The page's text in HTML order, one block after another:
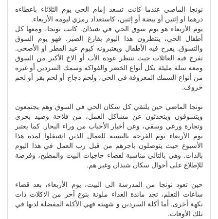
نونجا الماضي عندما كانت تسعد إمام الحي يوم الثلاثاء باعطاءه
درهما او إثنين أو بيضة أو إثنين، كاستعداد رمزي ليومه الأربعاء.
يوم الأربعاء هو يوم سوق الحي في شبذان. كانت نونجا، ومعها كل
أطفال الحي، ينتظرون هذا اليوم بفارغ الصبر. فهو يوم السوق
والتسوق. يفرح فيه الأطفال ويعتبرونه كيوم عيد الفطر او الأضحى.
تفرح فيه العائلات حيث تنتظر عودة الأب أو الاخ الأكبر من السوق
ومعه سلة مليئة بكل أنواع الخضر والفواكه وسمك السردين أو غيره
من أنواع السمك المعروفة في الحي، ولحم دجاج أو لحم بقر أو لحم
خروف.
نونجا الماضي حين يلتقي كل سكان الحي في السوق وهم يجتمعون
ويتسوقون ويتحدثون عن مشاكل العمل، من فلاحة وصيد بحري
وتجارة ورعي وسقي، وعن أخبار الأحباب من وراء البحار. كما يعتبر
يوم الأربعاء يوم الفرحة بالنسبة للعمال الذين اشتغلوا لمدة هذا
الأسبوع حيث يتوصلون باجرهم من قبل رب العمل في هذا اليوم
بالذات. وهي بالتالي مناسبة لقضاء حاجيات البيت والمطبخ، وفرصة
للإطلاع على أحوال سكان شبذان وغير هم.
حين تعود نونجا من المدرسة الى البيت، يوم الأربعاء، بعد قضاء
ساعات التعلم، تجد مائدة الغذاء ملونة بنوع آخر من الاكلات ذات
نكهة أخرى. أما أكلة السردين و شهيته فهي الأكلة المفضلة لديها في
تلك الأوقات.